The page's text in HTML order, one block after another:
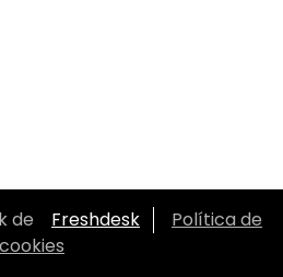
de Freshdesk
Política de
cookies